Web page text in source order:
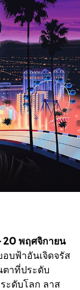
20 พฤศจิกายน
บฟ้าอันเจิดจรัส
ตาที่ประดับ
ะดับโลก ลาส